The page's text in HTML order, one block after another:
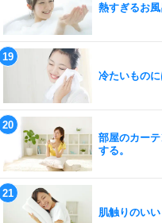
熱すぎるお風
冷たいものに
部屋のカー
する。
肌触りのい